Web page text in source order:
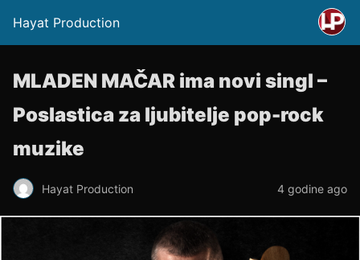
Hayat Production
MLADEN MAČAR ima novi singl –
Poslastica za ljubitelje pop-rock
muzike
Hayat Production 4 godine ago